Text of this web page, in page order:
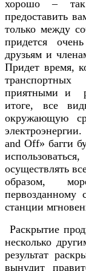
хорошо –
предоставить
только между
придется
друзьям и
Придет время,
приятными и
итоге, все
окружающую
and Off» багги
осуществлять
образом,
первозданному
станции
Раскрытие
несколько
результат
вынудит